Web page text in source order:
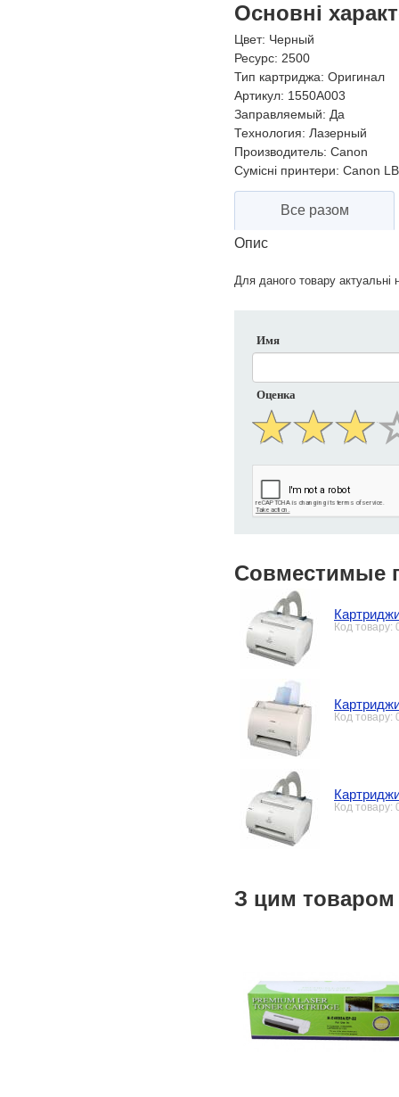
Основні
Цвет: Черный
Ресурс: 2500
Тип картриджа: Оригинал
Артикул: 1550A003
Заправляемый: Да
Технология: Лазерный
Производитель: Canon
Сумісні принтери: Canon
Все разом
Опис
Для даного товару актуальні
Имя
Оценка
Совместимые
Код товару:
Код товару:
Код товару:
З цим товаром